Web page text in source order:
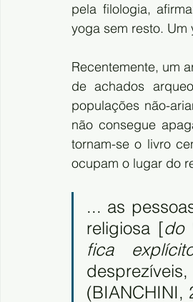
pela filologia,
yoga sem resto. Um
Recentemente, um
de achados
populações não-
não consegue
tornam-se o livro
ocupam o lugar do
... as
religiosa [do
fica
(BIANCHINI,